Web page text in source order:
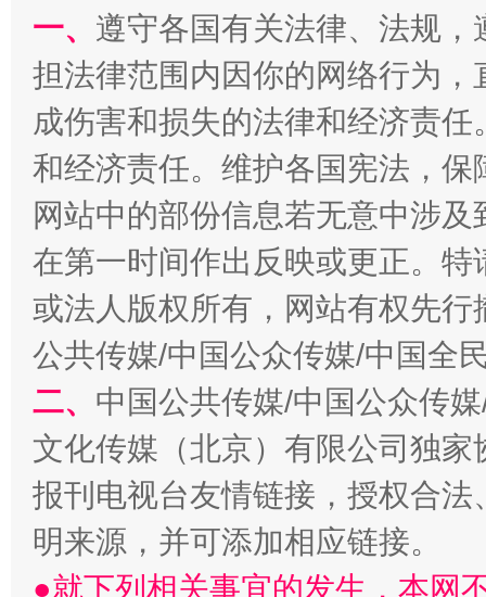
“刷贴”乱象丛生
生
揭批美国五大"原罪"
一、 遵守各国有关法律、法规
担法律范围内因你的网络行为
成伤害和损失的法律和经济责
和经济责任。维护各国宪法，
网站中的部份信息若无意中涉
在第一时间作出反映或更正。
或法人版权所有，网站有权先
公共传媒/中国公众传媒/中国全
二、 中国公共传媒/中国公众传
文化传媒（北京）有限公司独
报刊电视台友情链接，授权合
明来源，并可添加相应链接。
●就下列相关事宜的发生，本网